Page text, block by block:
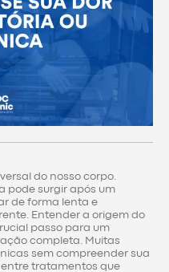
do nosso corpo.
pode surgir após um
de forma lenta e
Entender a origem do
passo para um
completa. Muitas
sem compreender sua
tratamentos que